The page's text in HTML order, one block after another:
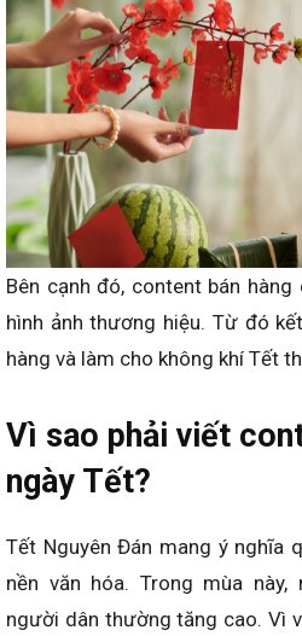
Bên cạnh đó, content bán
hình ảnh thương hiệu. Từ đó
hàng và làm cho không khí Tết
Vì sao phải viết
ngày Tết?
Tết Nguyên Đán mang ý nghĩa
nền văn hóa. Trong mùa
người dân thường tăng cao. Vì